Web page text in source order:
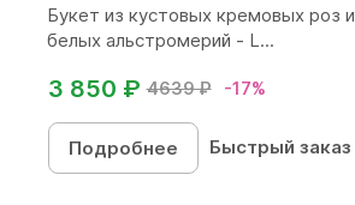
Букет из кустовых кремовых роз и
белых альстромерий - L...
4639 ₽ -17%
3 850 ₽
Подробнее Быстрый заказ